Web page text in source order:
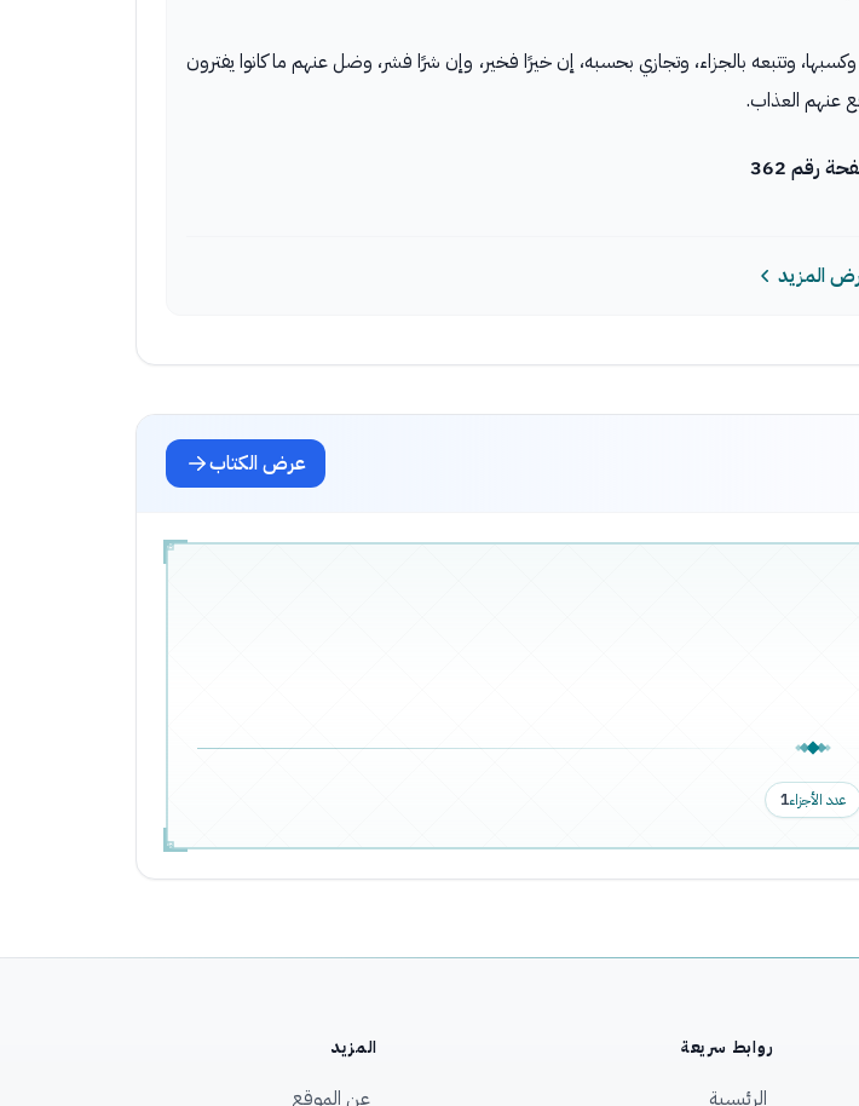
وكسبها، وتتبعه بالجزاء، وتجازي بحسبه، إن خيرًا فخير، وإن شرًا فشر، وضل عنهم ما كانوا يفترون
عنهم العذاب.
رقم 362
المزيد
عرض الكتاب
عدد الأجزاء1
روابط سريعة
الرئيسية
المزيد
عن الموقع